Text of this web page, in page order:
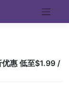
惠 低至$1.99 /